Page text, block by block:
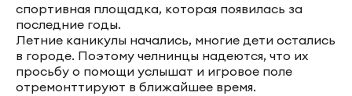
спортивная площадка, которая появилась за
последние годы.
Летние каникулы начались, многие дети остались
в городе. Поэтому челнинцы надеются, что их
просьбу о помощи услышат и игровое поле
отремонттируют в ближайшее время.